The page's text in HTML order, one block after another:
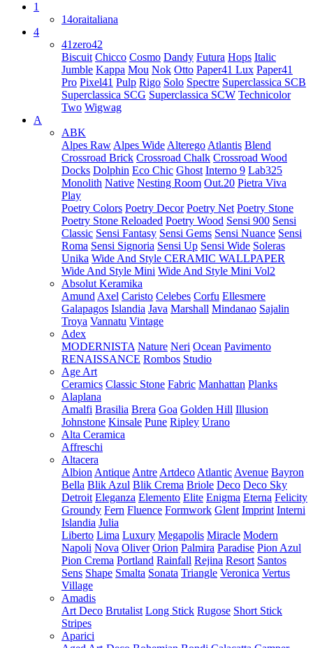
1
14oraitaliana
4
41zero42
Biscuit Chicco Cosmo Dandy Futura Hops Italic
Jumble Kappa Mou Nok Otto Paper41 Lux Paper41
Pro Pixel41 Pulp Rigo Solo Spectre Superclassica SCB
Superclassica SCG Superclassica SCW Technicolor
Two Wigwag
A
ABK
Alpes Raw Alpes Wide Alterego Atlantis Blend
Crossroad Brick Crossroad Chalk Crossroad Wood
Docks Dolphin Eco Chic Ghost Interno 9 Lab325
Monolith Native Nesting Room Out.20 Pietra Viva
Play
Poetry Colors Poetry Decor Poetry Net Poetry Stone
Poetry Stone Reloaded Poetry Wood Sensi 900 Sensi
Classic Sensi Fantasy Sensi Gems Sensi Nuance Sensi
Roma Sensi Signoria Sensi Up Sensi Wide Soleras
Unika Wide And Style CERAMIC WALLPAPER
Wide And Style Mini Wide And Style Mini Vol2
Absolut Keramika
Amund Axel Caristo Celebes Corfu Ellesmere
Galapagos Islandia Java Marshall Mindanao Sajalin
Troya Vannatu Vintage
Adex
MODERNISTA Nature Neri Ocean Pavimento
RENAISSANCE Rombos Studio
Age Art
Ceramics Classic Stone Fabric Manhattan Planks
Alaplana
Amalfi Brasilia Brera Goa Golden Hill Illusion
Johnstone Kinsale Pune Ripley Urano
Alta Ceramica
Affreschi
Altacera
Albion Antique Antre Artdeco Atlantic Avenue Bayron
Bella Blik Azul Blik Crema Briole Deco Deco Sky
Detroit Eleganza Elemento Elite Enigma Eterna Felicity
Groundy Fern Fluence Formwork Glent Imprint Interni
Islandia Julia
Liberto Lima Luxury Megapolis Miracle Modern
Napoli Nova Oliver Orion Palmira Paradise Pion Azul
Pion Crema Portland Rainfall Rejina Resort Santos
Sens Shape Smalta Sonata Triangle Veronica Vertus
Village
Amadis
Art Deco Brutalist Long Stick Rugose Short Stick
Stripes
Aparici